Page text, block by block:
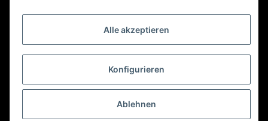
Alle akzeptieren
Konfigurieren
Ablehnen
Abholungen nur nach Terminvereinbarung.
E-Mail:sales@kfzbleche24.de
Vertrag widerrufen